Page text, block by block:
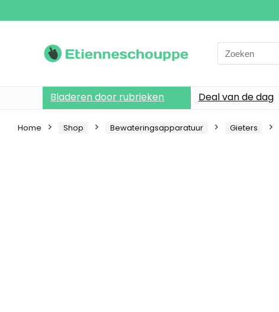
Search
for:
Bladeren door rubrieken Deal van de dag
Home Shop Bewateringsapparatuur Gieters